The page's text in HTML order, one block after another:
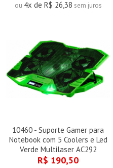
ou 4x de R$ 26,38 sem juros
10460 - Suporte Gamer para
Notebook com 5 Coolers e Led
Verde Multilaser AC292
R$ 190,50